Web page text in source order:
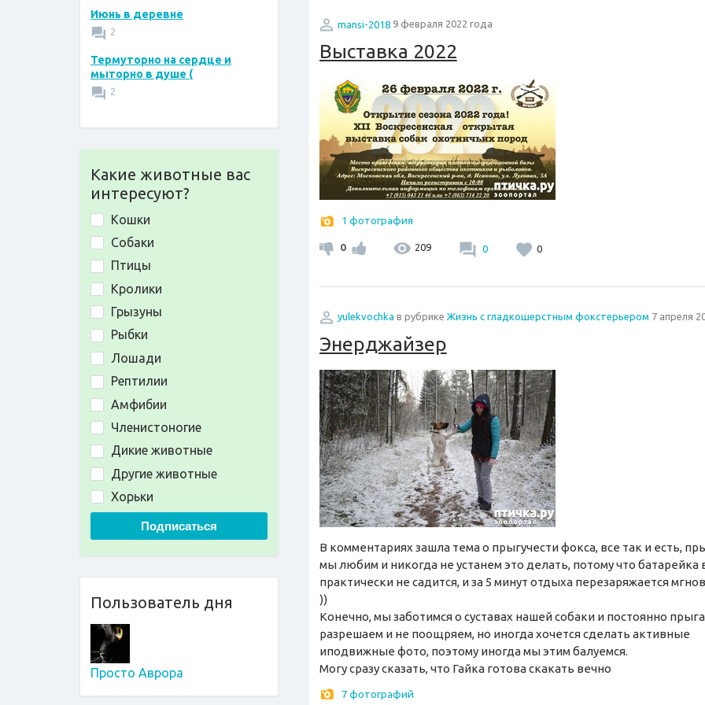
Июнь в деревне
2
Термуторно на сердце и
мыторно в душе (
2
Какие животные вас
интересуют?
Кошки
Собаки
Птицы
Кролики
Грызуны
Рыбки
Лошади
Рептилии
Амфибии
Членистоногие
Дикие животные
Другие животные
Хорьки
Подписаться
Пользователь дня
Просто Аврора
mansi-20189 февраля 2022 года
Выставка 2022
1 фотография
0 209 0 0
yulekvochka в рубрике Жизнь с гладкошерстным фокстерьером 7 апреля
Энерджайзер
В комментариях зашла тема о прыгучести фокса, все так и есть,
мы любим и никогда не устанем это делать, потому что батарейка
практически не садится, и за 5 минут отдыха перезаряжается
))
Конечно, мы заботимся о суставах нашей собаки и постоянно
разрешаем и не поощряем, но иногда хочется сделать активные
иподвижные фото, поэтому иногда мы этим балуемся.
Могу сразу сказать, что Гайка готова скакать вечно
7 фотографий